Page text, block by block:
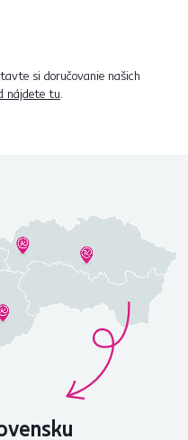
si doručovanie našich
nájdete tu.